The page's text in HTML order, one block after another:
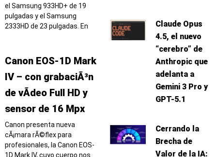
el Samsung 933HD+ de 19
pulgadas y el Samsung
2333HD de 23 pulgadas. En
Canon EOS-1D Mark
IV – con grabaciÃ³n
de vÃ­deo Full HD y
sensor de 16 Mpx
Canon presenta nueva
cÃ¡mara rÃ©flex para
profesionales, la Canon EOS-
1D Mark IV, cuyo cuerpo nos
Claude Opus
4.5, el nuevo
“cerebro” de
Anthropic que
adelanta a
Gemini 3 Pro y
GPT-5.1
Cerrando la
Brecha de
Valor de la IA: